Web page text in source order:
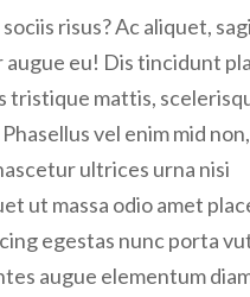
risus? Ac aliquet,
eu! Dis tincidunt
tristique mattis,
vel enim mid non,
ultrices urna nisi
ut massa odio amet
egestas nunc porta
augue elementum